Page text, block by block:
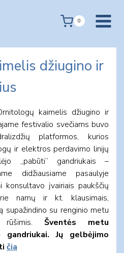
0
džiugino ir
kaimelis džiugino ir
festivalio svečiams buvo
platformos, kurios
ir elektros perdavimo linijų
„pabūti” gandriukais –
didžiausiame pasaulyje
konsultavo įvairiais paukščių
namų ir kt. klausimais,
supažindino su renginio metu
rūšimis. Šventės metu
Jų gelbėjimo
čia